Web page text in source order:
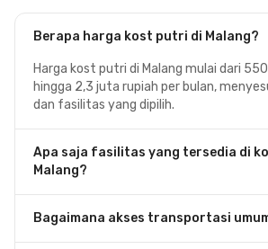
Berapa harga kost putri di Malang?
Harga kost putri di Malang mulai dari
hingga 2,3 juta rupiah per bulan,
dan fasilitas yang dipilih.
Apa saja fasilitas yang tersedia di
Malang?
Bagaimana akses transportasi